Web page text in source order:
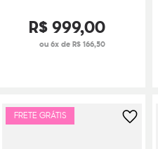
R$999,00
ou 6x de R$ 166,50
FRETE GRÁTIS